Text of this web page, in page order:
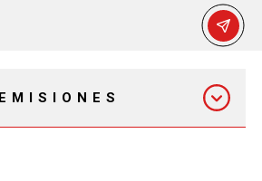
EMISIONES